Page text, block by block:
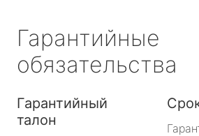
Гарантийные
обязательства
Гарантийный
талон